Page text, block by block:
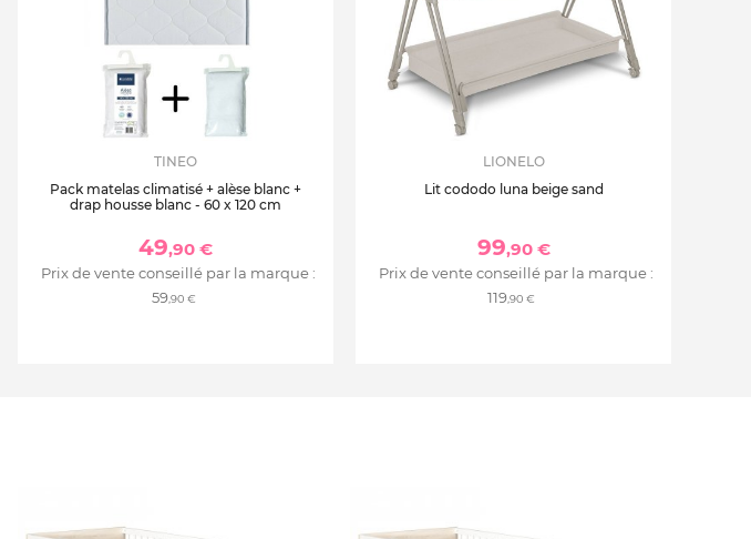
TINEO
Pack matelas climatisé + alèse blanc +
drap housse blanc - 60 x 120 cm
49,90 €
Prix de vente conseillé par la marque :
59,90 €
LIONELO
Lit cododo luna beige sand
99,90 €
Prix de vente conseillé par la marque :
119,90 €